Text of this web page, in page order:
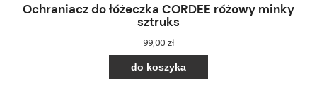
Ochraniacz do łóżeczka CORDEE różowy minky
sztruks
99,00 zł
do koszyka